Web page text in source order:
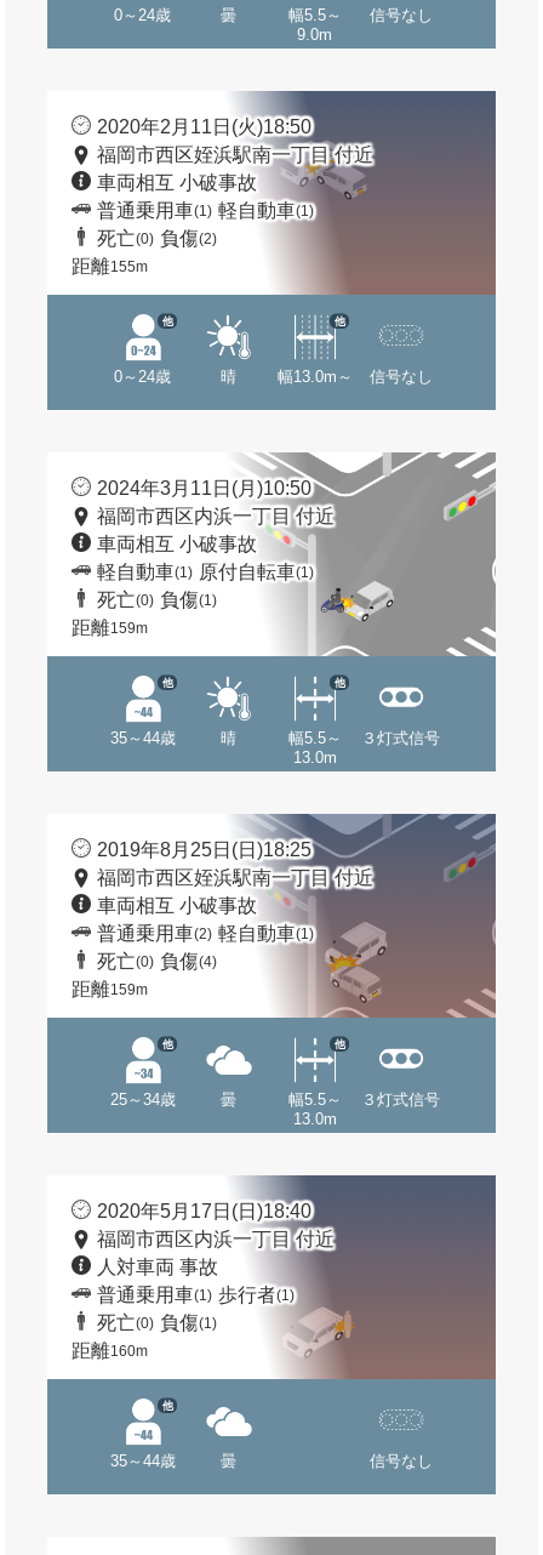
0～24歳 曇
幅5.5～
9.0m
信号なし
2020年2月11日(火)18:50
福岡市西区姪浜駅南一丁目 付近
車両相互 小破事故
普通乗用車(1) 軽自動車(1)
死亡(0) 負傷(2)
距離155m
0～24歳
他
晴 幅13.0m～
他
信号なし
2024年3月11日(月)10:50
福岡市西区内浜一丁目 付近
車両相互 小破事故
軽自動車(1) 原付自転車(1)
死亡(0) 負傷(1)
距離159m
35～44歳
他
晴
幅5.5～
13.0m
他
３灯式信号
2019年8月25日(日)18:25
福岡市西区姪浜駅南一丁目 付近
車両相互 小破事故
普通乗用車(2) 軽自動車(1)
死亡(0) 負傷(4)
距離159m
25～34歳
他
曇
幅5.5～
13.0m
他
３灯式信号
2020年5月17日(日)18:40
福岡市西区内浜一丁目 付近
人対車両 事故
普通乗用車(1) 歩行者(1)
死亡(0) 負傷(1)
距離160m
35～44歳
他
曇 信号なし